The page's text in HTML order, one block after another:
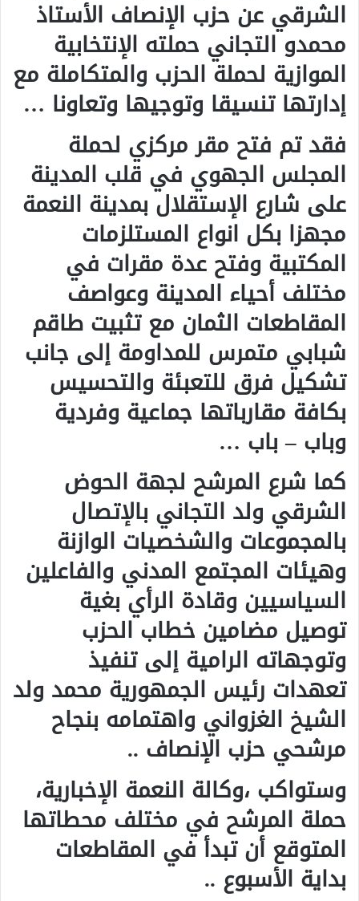
الشرقي عن حزب الإنصاف الأستاذ
محمدو التجاني حملته الإنتخابية
الموازية لحملة الحزب والمتكاملة مع
إدارتها تنسيقا وتوجيها وتعاونا …
فقد تم فتح مقر مركزي لحملة
المجلس الجهوي في قلب المدينة
على شارع الإستقلال بمدينة النعمة
مجهزا بكل انواع المستلزمات
المكتبية وفتح عدة مقرات في
مختلف أحياء المدينة وعواصف
المقاطعات الثمان مع تثبيت طاقم
شبابي متمرس للمداومة إلى جانب
تشكيل فرق للتعبئة والتحسيس
بكافة مقارباتها جماعية وفردية
وباب – باب …
كما شرع المرشح لجهة الحوض
الشرقي ولد التجاني بالإتصال
بالمجموعات والشخصيات الوازنة
وهيئات المجتمع المدني والفاعلين
السياسيين وقادة الرأي بغية
توصيل مضامين خطاب الحزب
وتوجهاته الرامية إلى تنفيذ
تعهدات رئيس الجمهورية محمد ولد
الشيخ الغزواني واهتمامه بنجاح
مرشحي حزب الإنصاف ..
وستواكب ،وكالة النعمة الإخبارية،
حملة المرشح في مختلف محطاتها
المتوقع أن تبدأ في المقاطعات
بداية الأسبوع ..